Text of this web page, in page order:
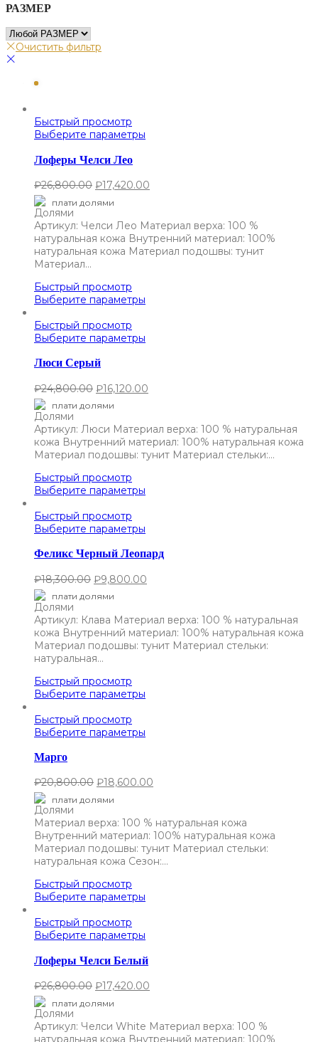
РАЗМЕР
Очистить фильтр
Быстрый просмотр
Выберите параметры
Лоферы Челси Лео
₽26,800.00 ₽17,420.00
плати долями
Артикул: Челси Лео Материал верха: 100 %
натуральная кожа Внутренний материал: 100%
натуральная кожа Материал подошвы: тунит
Материал…
Быстрый просмотр
Выберите параметры
Быстрый просмотр
Выберите параметры
Люси Серый
₽24,800.00 ₽16,120.00
плати долями
Артикул: Люси Материал верха: 100 % натуральная
кожа Внутренний материал: 100% натуральная кожа
Материал подошвы: тунит Материал стельки:…
Быстрый просмотр
Выберите параметры
Быстрый просмотр
Выберите параметры
Феликс Черный Леопард
₽18,300.00 ₽9,800.00
плати долями
Артикул: Клава Материал верха: 100 % натуральная
кожа Внутренний материал: 100% натуральная кожа
Материал подошвы: тунит Материал стельки:
натуральная…
Быстрый просмотр
Выберите параметры
Быстрый просмотр
Выберите параметры
Марго
₽20,800.00 ₽18,600.00
плати долями
Материал верха: 100 % натуральная кожа
Внутренний материал: 100% натуральная кожа
Материал подошвы: тунит Материал стельки:
натуральная кожа Сезон:…
Быстрый просмотр
Выберите параметры
Быстрый просмотр
Выберите параметры
Лоферы Челси Белый
₽26,800.00 ₽17,420.00
плати долями
Артикул: Челси White Материал верха: 100 %
натуральная кожа Внутренний материал: 100%